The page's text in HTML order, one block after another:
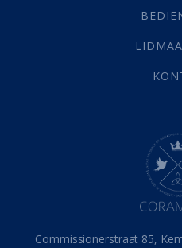
Werk(22)
(142)
Hemel (31)
Israel (14)
Commissionerstraat 85,